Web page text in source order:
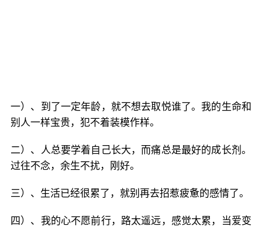
一）、到了一定年龄，就不想去取悦谁了。我的生命和
别人一样宝贵，犯不着装模作样。
二）、人总要学着自己长大，而痛总是最好的成长剂。
过往不念，余生不扰，刚好。
三）、生活已经很累了，就别再去招惹疲惫的感情了。
四）、我的心不愿前行，路太遥远，感觉太累，当爱变